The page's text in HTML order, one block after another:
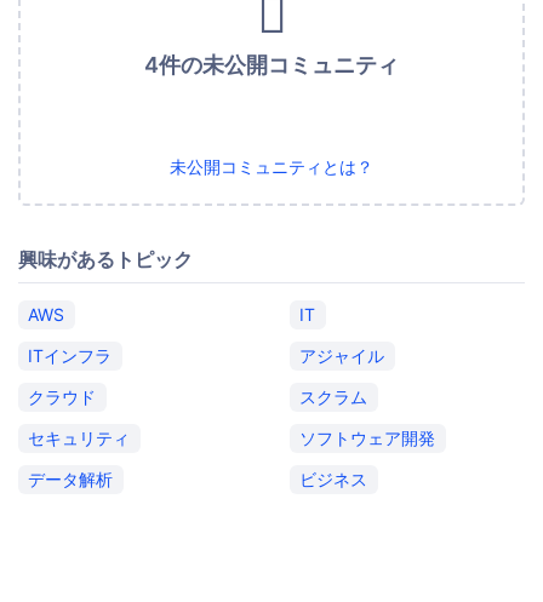
4件の未公開コミュニティ
未公開コミュニティとは？
興味があるトピック
AWS
IT
ITインフラ
アジャイル
クラウド
スクラム
セキュリティ
ソフトウェア開発
データ解析
ビジネス